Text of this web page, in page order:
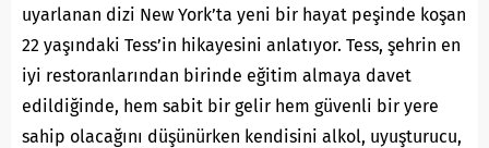
uyarlanan dizi New York’ta yeni bir hayat peşinde koşan
22 yaşındaki Tess’in hikayesini anlatıyor. Tess, şehrin en
iyi restoranlarından birinde eğitim almaya davet
edildiğinde, hem sabit bir gelir hem güvenli bir yere
sahip olacağını düşünürken kendisini alkol, uyuşturucu,